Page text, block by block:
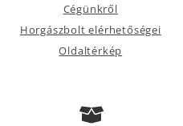
Cégünkről
Horgászbolt elérhetőségei
Oldaltérkép